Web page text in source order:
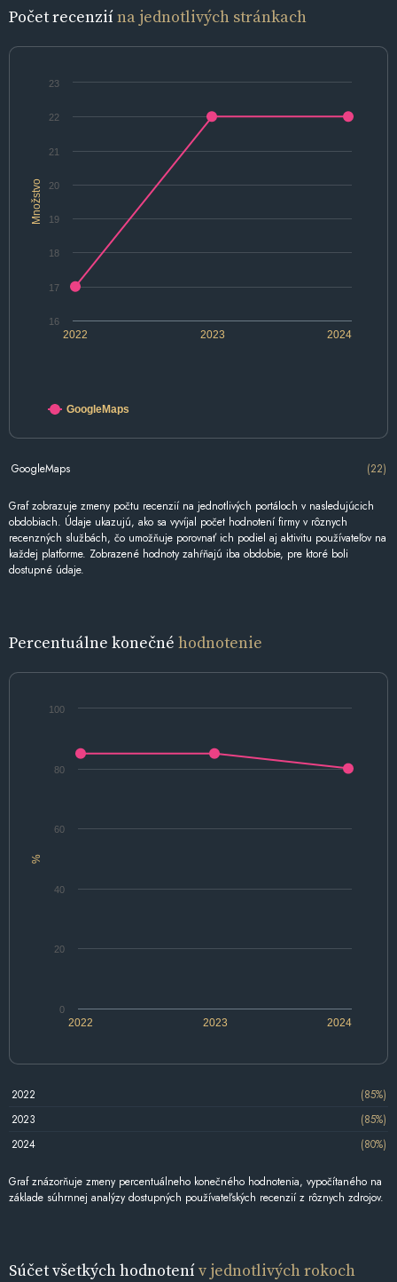
Počet recenziína jednotlivých stránkach
Množstvo
2022 2023 2024
16
17
18
19
20
21
22
23
GoogleMaps
GoogleMaps (22)
Graf zobrazuje zmeny počtu recenzií na jednotlivých portáloch v nasledujúcich
obdobiach. Údaje ukazujú, ako sa vyvíjal počet hodnotení firmy v rôznych
recenzných službách, čo umožňuje porovnať ich podiel aj aktivitu používateľov na
každej platforme. Zobrazené hodnoty zahŕňajú iba obdobie, pre ktoré boli
dostupné údaje.
Percentuálne konečné hodnotenie
%
2022 2023 2024
0
20
40
60
80
100
2022
(85%)
2023
(85%)
2024
(80%)
Graf znázorňuje zmeny percentuálneho konečného hodnotenia, vypočítaného na
základe súhrnnej analýzy dostupných používateľských recenzií z rôznych zdrojov.
Súčet všetkých hodnotenív jednotlivých rokoch